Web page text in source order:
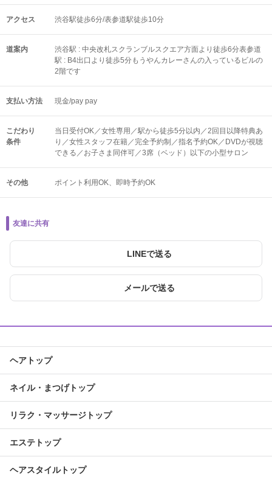
アクセス 渋谷駅徒歩6分/表参道駅徒歩10分
道案内
渋谷駅 : 中央改札スクランブルスクエア方面より徒歩6分表参道
駅 : B4出口より徒歩5分もうやんカレーさんの入っているビルの
2階です
支払い方法 現金/pay pay
こだわり
条件
当日受付OK／女性専用／駅から徒歩5分以内／2回目以降特典あ
り／女性スタッフ在籍／完全予約制／指名予約OK／DVDが視聴
できる／お子さま同伴可／3席（ベッド）以下の小型サロン
その他 ポイント利用OK 即時予約OK
友達に共有
LINEで送る
メールで送る
ヘアトップ
ネイル・まつげトップ
リラク・マッサージトップ
エステトップ
ヘアスタイルトップ